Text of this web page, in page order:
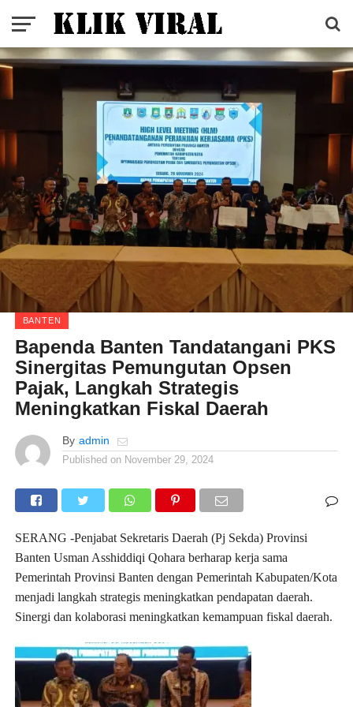
BANTEN
Bapenda Banten Tandatangani PKS
Sinergitas Pemungutan Opsen
Pajak, Langkah Strategis
Meningkatkan Fiskal Daerah
By admin
Published on November 29, 2024
SERANG -Penjabat Sekretaris Daerah (Pj Sekda) Provinsi
Banten Usman Asshiddiqi Qohara berharap kerja sama
Pemerintah Provinsi Banten dengan Pemerintah Kabupaten/Kota
menjadi langkah strategis meningkatkan pendapatan daerah.
Sinergi dan kolaborasi meningkatkan kemampuan fiskal daerah.